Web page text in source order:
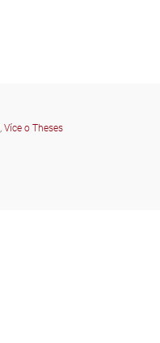
, Více o Theses